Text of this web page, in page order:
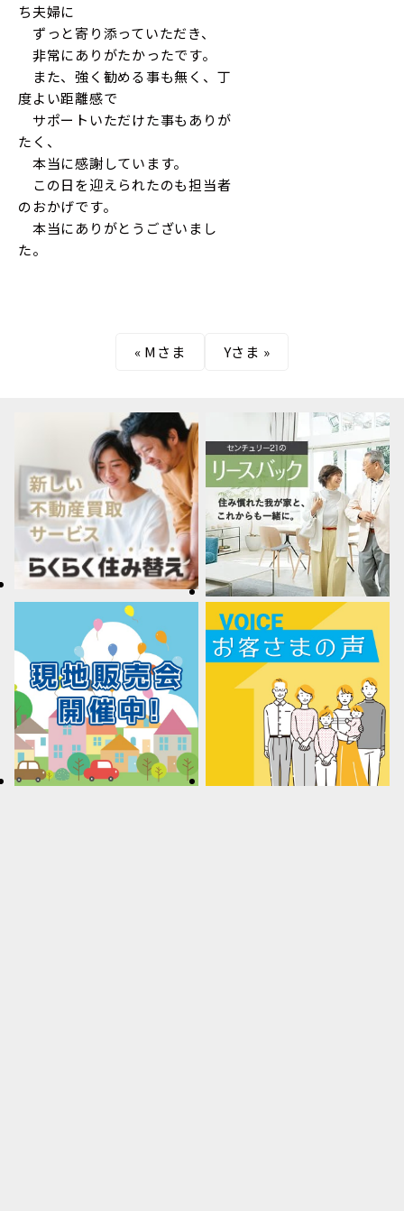
ち夫婦に
ずっと寄り添っていただき、
非常にありがたかったです。
また、強く勧める事も無く、丁
度よい距離感で
サポートいただけた事もありが
たく、
本当に感謝しています。
この日を迎えられたのも担当者
のおかげです。
本当にありがとうございまし
た。
« Mさま Yさま »